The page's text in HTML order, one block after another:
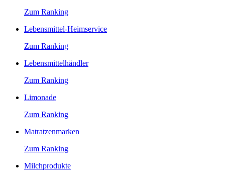
Zum Ranking
Lebensmittel-Heimservice
Zum Ranking
Lebensmittelhändler
Zum Ranking
Limonade
Zum Ranking
Matratzenmarken
Zum Ranking
Milchprodukte